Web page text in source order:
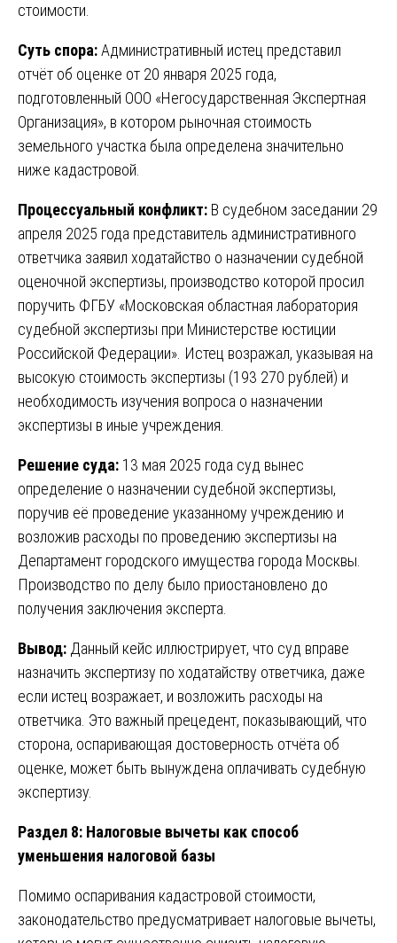
стоимости.
Суть спора:Административный истец представил
отчёт об оценке от 20 января 2025 года,
подготовленный ООО «Негосударственная Экспертная
Организация», в котором рыночная стоимость
земельного участка была определена значительно
ниже кадастровой.
Процессуальный конфликт: В судебном заседании 29
апреля 2025 года представитель административного
ответчика заявил ходатайство о назначении судебной
оценочной экспертизы, производство которой просил
поручить ФГБУ «Московская областная лаборатория
судебной экспертизы при Министерстве юстиции
Российской Федерации». Истец возражал, указывая на
высокую стоимость экспертизы (193 270 рублей) и
необходимость изучения вопроса о назначении
экспертизы в иные учреждения.
Решение суда: 13 мая 2025 года суд вынес
определение о назначении судебной экспертизы,
поручив её проведение указанному учреждению и
возложив расходы по проведению экспертизы на
Департамент городского имущества города Москвы.
Производство по делу было приостановлено до
получения заключения эксперта.
Вывод: Данный кейс иллюстрирует, что суд вправе
назначить экспертизу по ходатайству ответчика, даже
если истец возражает, и возложить расходы на
ответчика. Это важный прецедент, показывающий, что
сторона, оспаривающая достоверность отчёта об
оценке, может быть вынуждена оплачивать судебную
экспертизу.
Раздел 8: Налоговые вычеты как способ
уменьшения налоговой базы
Помимо оспаривания кадастровой стоимости,
законодательство предусматривает налоговые вычеты,